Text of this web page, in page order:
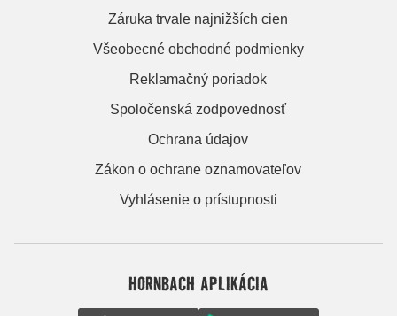
Záruka trvale najnižších cien
Všeobecné obchodné podmienky
Reklamačný poriadok
Spoločenská zodpovednosť
Ochrana údajov
Zákon o ochrane oznamovateľov
Vyhlásenie o prístupnosti
HORNBACH APLIKÁCIA